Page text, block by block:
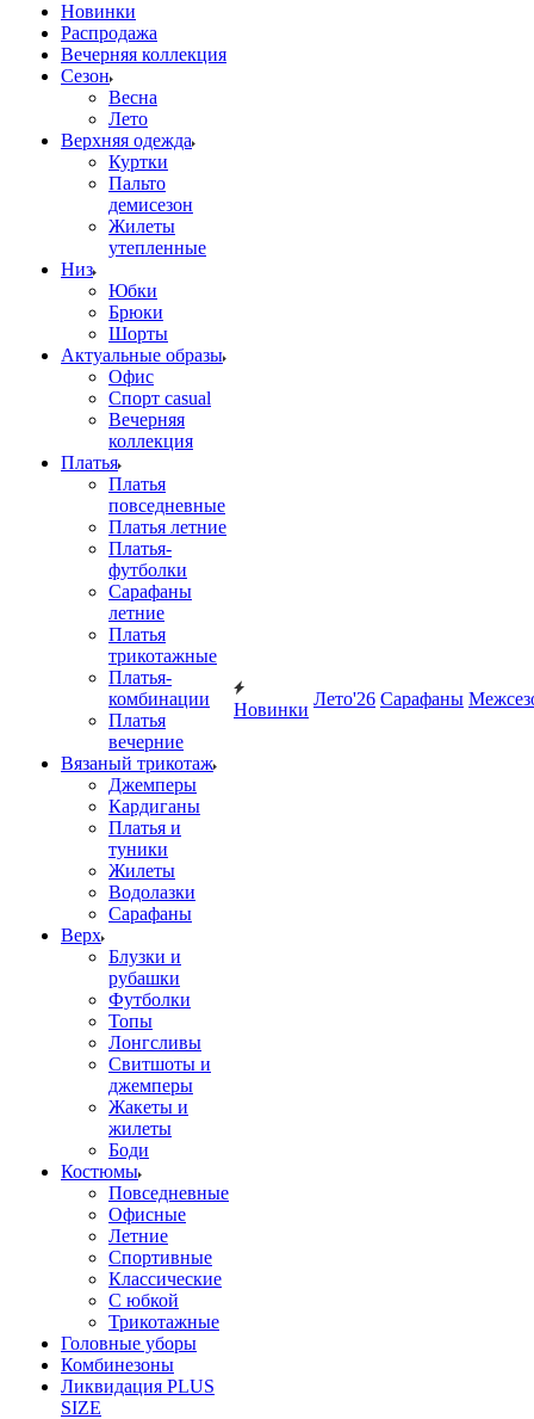
Новинки
Распродажа
Вечерняя коллекция
Сезон
Весна
Лето
Верхняя одежда
Куртки
Пальто
демисезон
Жилеты
утепленные
Низ
Юбки
Брюки
Шорты
Актуальные образы
Офис
Спорт casual
Вечерняя
коллекция
Платья
Платья
повседневные
Платья летние
Платья-
футболки
Сарафаны
летние
Платья
трикотажные
Платья-
комбинации
Платья
вечерние
Вязаный трикотаж
Джемперы
Кардиганы
Платья и
туники
Жилеты
Водолазки
Сарафаны
Верх
Блузки и
рубашки
Футболки
Топы
Лонгсливы
Свитшоты и
джемперы
Жакеты и
жилеты
Боди
Костюмы
Повседневные
Офисные
Летние
Спортивные
Классические
С юбкой
Трикотажные
Головные уборы
Комбинезоны
Ликвидация PLUS
SIZE
Новинки
Лето'26 Сарафаны